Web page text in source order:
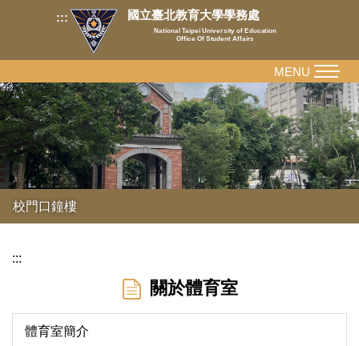
內
容
區
::: 國立臺北教育大學學務處
National Taipei University of Education
Office Of Student Affairs
校門口鐘樓
MENU
:::
關於體育室
體育室簡介